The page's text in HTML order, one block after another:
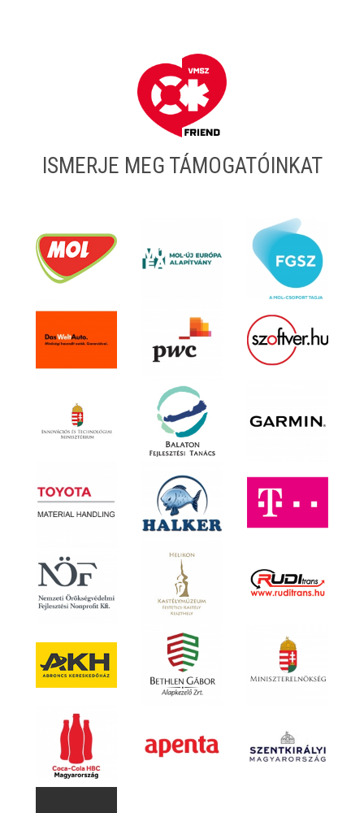
ISMERJE MEG TÁMOGATÓINKAT